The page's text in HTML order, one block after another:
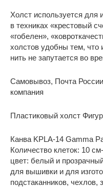
Холст используется для
в техниках «крестовый
«гобелен»,
холстов удобны тем, что
нить не запутается во
Самовывоз, Почта
компания
Пластиковый холст
Канва KPLA-14 Gamma
Количество клеток: 10
цвет: белый и
для вышивки и для
подстаканников, чехлов,